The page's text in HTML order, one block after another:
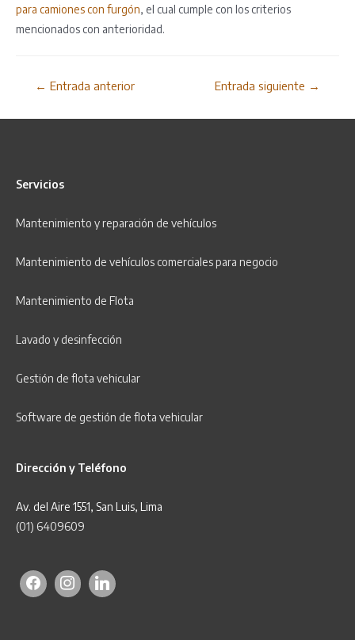
para camiones con furgón, el cual cumple con los criterios
mencionados con anterioridad.
Navegación
entradas
← Entrada anterior Entrada siguiente →
Servicios
Mantenimiento y reparación de vehículos
Mantenimiento de vehículos comerciales para negocio
Mantenimiento de Flota
Lavado y desinfección
Gestión de flota vehicular
Software de gestión de flota vehicular
Dirección y Teléfono
Av. del Aire 1551, San Luis, Lima
(01) 6409609